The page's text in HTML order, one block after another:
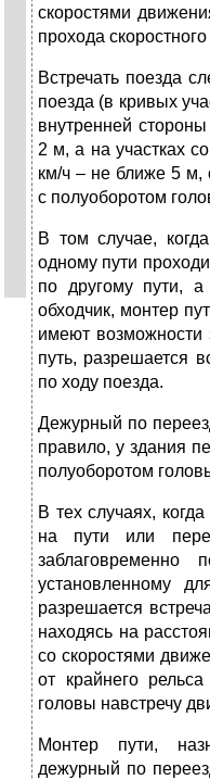
скоростями
прохода
Встречать поезда
поезда (в кривых
внутренней
2 м, а на участках
км/ч – не ближе 5 м,
с полуоборотом
В том случае,
одному пути
по другому пути, а
обходчик, монтер
имеют возможности
путь, разрешается
по ходу поезда.
Дежурный по
правило, у здания
полуоборотом
В тех случаях,
на пути или
установленному
разрешается
находясь на
со скоростями
от крайнего
головы навстречу
Монтер пути,
дежурный по